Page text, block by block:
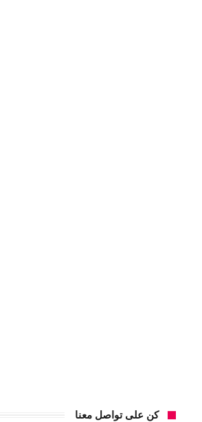
كن على تواصل معنا